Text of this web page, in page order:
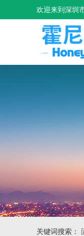
欢迎来到深圳
关键词搜索：